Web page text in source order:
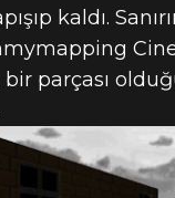
kaldı.
parçası